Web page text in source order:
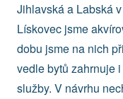
Jihlavská a Labská
Lískovec jsme
dobu jsme na nich
vedle bytů zahrnuje
služby. V návrhu